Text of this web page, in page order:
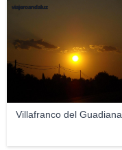
Villafranco del Guadiana
viajeroandaluz